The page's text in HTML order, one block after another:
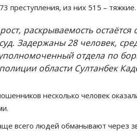
преступления, из них 515 – тяжкие.
раскрываемость
Задержаны 28 человек,
отдела по
области Султанбек
несколько человек
всего людей обманывают через